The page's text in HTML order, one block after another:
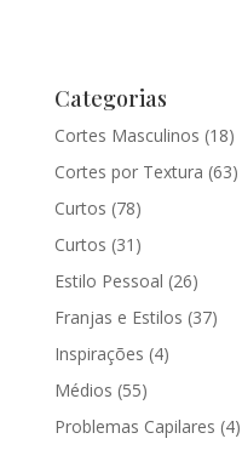
Categorias
Cortes Masculinos (18)
Cortes por Textura (63)
Curtos (78)
Curtos (31)
Estilo Pessoal (26)
Franjas e Estilos (37)
Inspirações (4)
Médios (55)
Problemas Capilares (4)